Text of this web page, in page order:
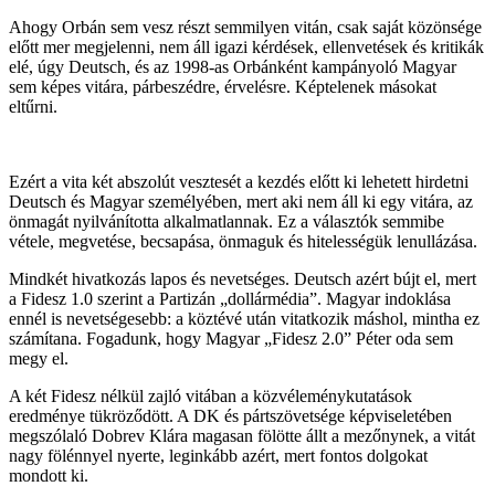
Ahogy Orbán sem vesz részt semmilyen vitán, csak saját közönsége
előtt mer megjelenni, nem áll igazi kérdések, ellenvetések és kritikák
elé, úgy Deutsch, és az 1998-as Orbánként kampányoló Magyar
sem képes vitára, párbeszédre, érvelésre. Képtelenek másokat
eltűrni.
Ezért a vita két abszolút vesztesét a kezdés előtt ki lehetett hirdetni
Deutsch és Magyar személyében, mert aki nem áll ki egy vitára, az
önmagát nyilvánította alkalmatlannak. Ez a választók semmibe
vétele, megvetése, becsapása, önmaguk és hitelességük lenullázása.
Mindkét hivatkozás lapos és nevetséges. Deutsch azért bújt el, mert
a Fidesz 1.0 szerint a Partizán „dollármédia”. Magyar indoklása
ennél is nevetségesebb: a köztévé után vitatkozik máshol, mintha ez
számítana. Fogadunk, hogy Magyar „Fidesz 2.0” Péter oda sem
megy el.
A két Fidesz nélkül zajló vitában a közvéleménykutatások
eredménye tükröződött. A DK és pártszövetsége képviseletében
megszólaló Dobrev Klára magasan fölötte állt a mezőnynek, a vitát
nagy fölénnyel nyerte, leginkább azért, mert fontos dolgokat
mondott ki.